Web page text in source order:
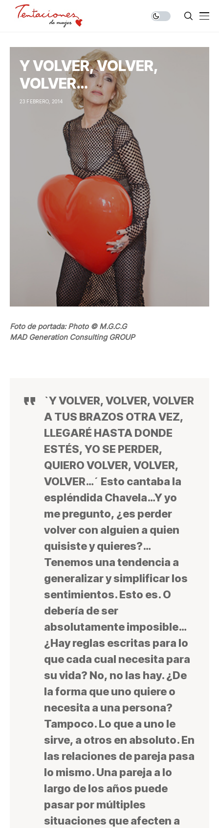
Y VOLVER, VOLVER,
VOLVER…
23 FEBRERO, 2014
Foto de portada: Photo © M.G.C.G
MAD Generation Consulting GROUP
`Y VOLVER, VOLVER, VOLVER
A TUS BRAZOS OTRA VEZ,
LLEGARÉ HASTA DONDE
ESTÉS, YO SE PERDER,
QUIERO VOLVER, VOLVER,
VOLVER…´ Esto cantaba la
espléndida Chavela…Y yo
me pregunto, ¿es perder
volver con alguien a quien
quisiste y quieres?…
Tenemos una tendencia a
generalizar y simplificar los
sentimientos. Esto es. O
debería de ser
absolutamente imposible…
¿Hay reglas escritas para lo
que cada cual necesita para
su vida? No, no las hay. ¿De
la forma que uno quiere o
necesita a una persona?
Tampoco. Lo que a uno le
sirve, a otros en absoluto. En
las relaciones de pareja pasa
lo mismo. Una pareja a lo
largo de los años puede
pasar por múltiples
situaciones que afecten a